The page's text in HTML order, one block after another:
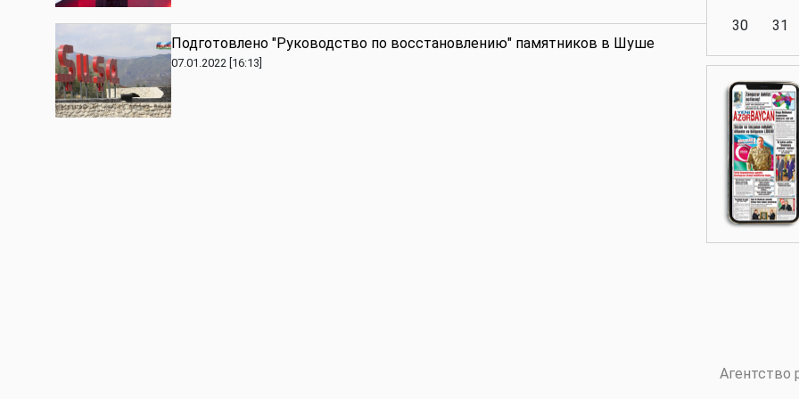
Подготовлено "Руководство по восстановлению" памятников в Шуше
07.01.2022 [16:13]
Аналитика
Аналитика
30
31
Агентство